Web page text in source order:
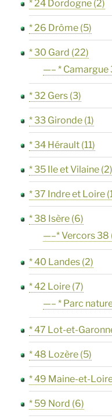
* 24 Dordogne (2)
* 26 Drôme (5)
* 30 Gard (22)
—– * Camargue
* 32 Gers (3)
* 33 Gironde (1)
* 34 Hérault (11)
* 35 Ile et Vilaine (2)
* 37 Indre et Loire
* 38 Isère (6)
—–* Vercors 38
* 40 Landes (2)
* 42 Loire (7)
—– * Parc
* 47 Lot-et-
* 48 Lozère (5)
* 49 Maine-et-
* 59 Nord (6)